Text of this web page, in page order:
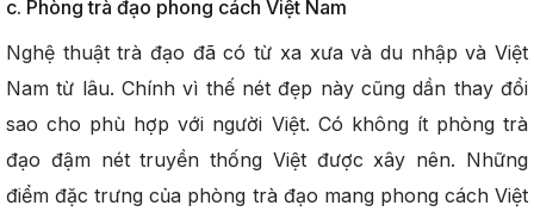
c. Phòng trà đạo phong cách Việt Nam
Nghệ thuật trà đạo đã có từ xa xưa và du nhập và Việt
Nam từ lâu. Chính vì thế nét đẹp này cũng dần thay đổi
sao cho phù hợp với người Việt. Có không ít phòng trà
đạo đậm nét truyền thống Việt được xây nên. Những
điểm đặc trưng của phòng trà đạo mang phong cách Việt